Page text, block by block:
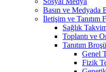
Basın ve Medyada
İletişim ve Tanıtım
Sağlık
Toplantı ve
Tanıtım
Genel
Fizik